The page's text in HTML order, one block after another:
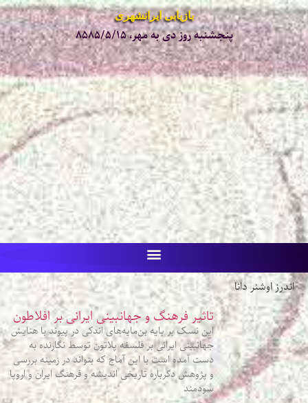
بازیابی ایرانشهری
پنجشنبه روز دی به مهر، ۸۵۸۵/۵/۱۵
اندرز اوشنر دانا
تاثیر فرهنگ و جهانبینی ایرانی بر افلاطون
این نسک بر پایه بن‌مایه‌های اندکی در پیوند با هنایش
جهانبینی ایرانی بر فلسفه پلاتون توسط نگارنده به
دست آمده است با این آماج که بتواند در زمینه بررسی
و پژوهش دگرباره تاریخی اندیشه و فرهنگ ایران و اروپا
سودمند